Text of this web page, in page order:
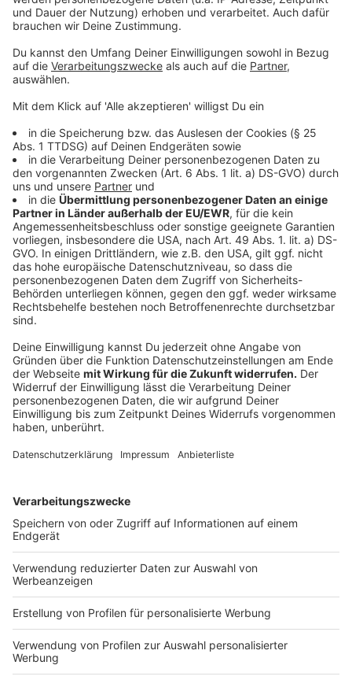
Anzeige
Dschungelcamp 2025 - Diese Stars sind
dabei
Anzeige
Maurice Dziwak (26), Reality-Star - bekannt aus
Formaten wie "Das Sommerhaus der Stars"
Edith Stehfest (29), Musikerin und Reality-Star
Yeliz Koç (31), Reality-Star - bekannt aus
Formaten wie "Der Bachelor", "Love Island" oder
Anna-Carina Woitschack (32), Schlagersängerin
- u.a. "Die Welt umarmen" oder "Mach das nochmal
mit mir"
Sam Dylan (33), Reality-Star - bekannt aus
Formaten wie "Das Sommerhaus der Stars"
Telenova Nihat Güney
u.a. aus "GZSZ", "Alles was zählt" oder "Verbotene
Liebe"
Lilly Becker (48)
Legende Boris Becker und bekannt aus diversen
TV-Shows
Pierre Sanoussi-Bliss (62), Schauspieler - u.a.
jahrelang für die Serie "Der Alte" im ZDF
Jörg Dahlmann (66), Sportkommentator - früher
unter anderem bei SKY, Sport 1 oder SAT.1